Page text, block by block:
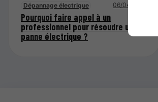
Dépannage électrique 06/04/2026
Pourquoi faire appel à un
professionnel pour résoudre une
panne électrique ?